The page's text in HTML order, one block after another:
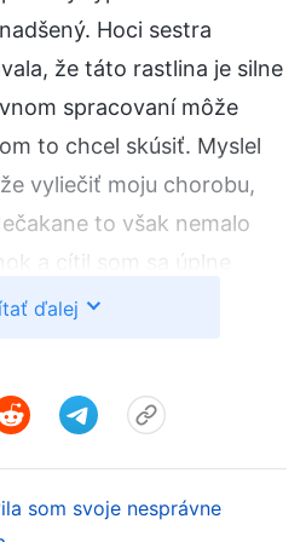
Hoci sestra
že táto rastlina je silne
spracovaní môže
to chcel skúsiť. Myslel
vyliečiť moju chorobu,
to však nemalo
a cítil som sa úplne
prísť na to, prečo sa to
a pil Božie slová,
mi chýbala motivácia.
ďalej
som svoje nesprávne